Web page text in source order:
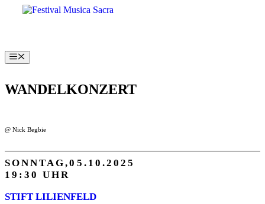
Menü
WANDELKONZERT
@ Nick Begbie
SONNTAG 05.10.2025
19:30 UHR
STIFT LILIENFELD